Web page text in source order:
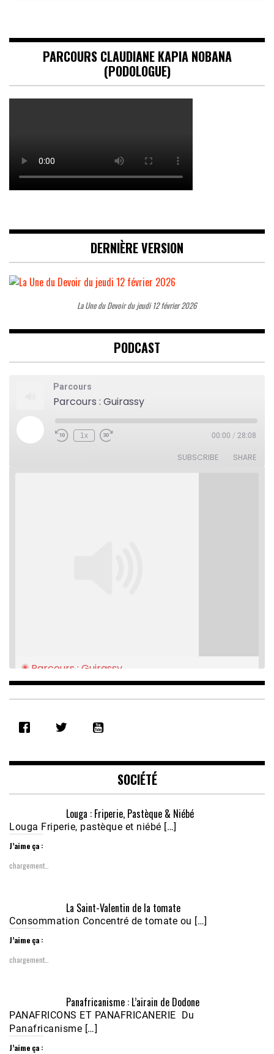
PARCOURS CLAUDIANE KAPIA NOBANA
(PODOLOGUE)
DERNIÈRE VERSION
La Une du Devoir du jeudi 12 février 2026
PODCAST
Parcours
Parcours : Guirassy
Play
Episode
Rewind
1x
Fast
00:00 / 28:08
SUBSCRIBE SHARE
RSS FEED
EMBED
Parcours : Guirassy
Feb 16, 2021 • 28:08
Nobana (Podologue)
Feb 24, 2021 • 28mn
SOCIÉTÉ
Louga : Friperie, Pastèque & Niébé
Louga Friperie, pastèque et niébé […]
J’aime ça :
chargement…
La Saint-Valentin de la tomate
Consommation Concentré de tomate ou […]
J’aime ça :
chargement…
Panafricanisme : L’airain de Dodone
PANAFRICONS ET PANAFRICANERIE Du
Panafricanisme […]
J’aime ça :